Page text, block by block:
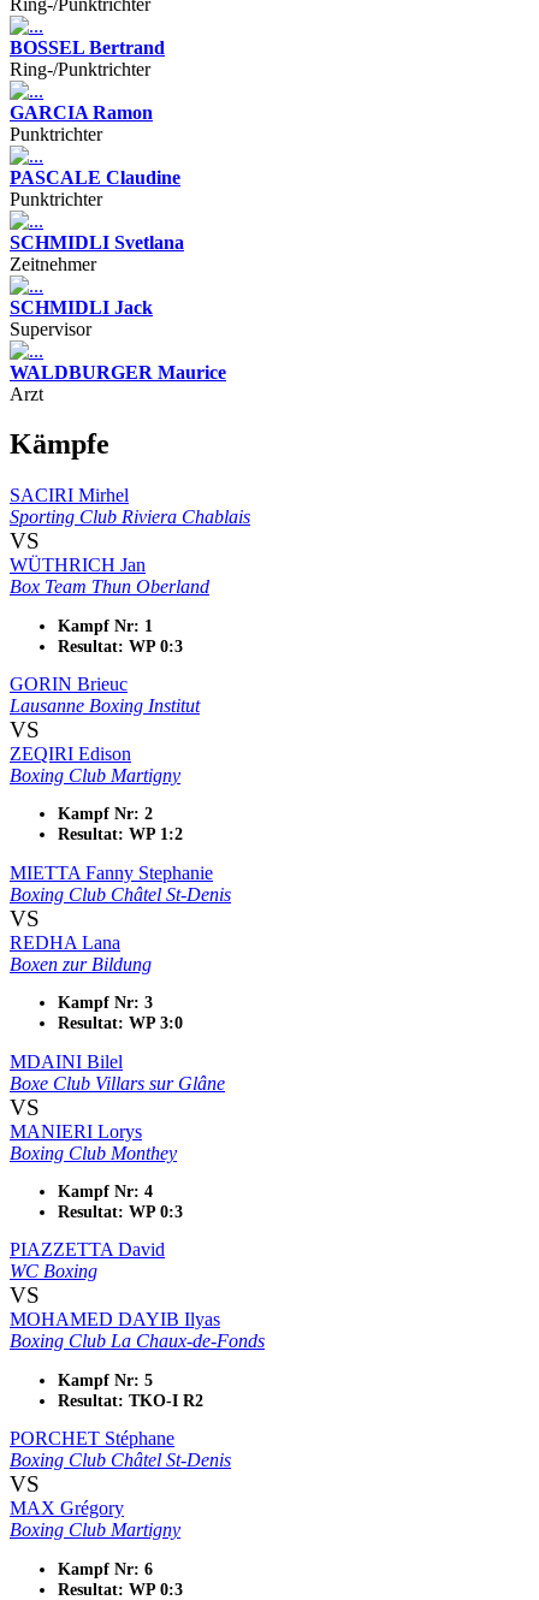
BOSSEL Bertrand
Ring-/Punktrichter
GARCIA Ramon
Punktrichter
PASCALE Claudine
Punktrichter
SCHMIDLI Svetlana
Zeitnehmer
SCHMIDLI Jack
Supervisor
WALDBURGER Maurice
Arzt
Kämpfe
SACIRI Mirhel
Sporting Club Riviera Chablais
VS
WÜTHRICH Jan
Box Team Thun Oberland
Kampf Nr: 1
Resultat: WP 0:3
GORIN Brieuc
Lausanne Boxing Institut
VS
ZEQIRI Edison
Boxing Club Martigny
Kampf Nr: 2
Resultat: WP 1:2
MIETTA Fanny Stephanie
Boxing Club Châtel St-Denis
VS
REDHA Lana
Boxen zur Bildung
Kampf Nr: 3
Resultat: WP 3:0
MDAINI Bilel
Boxe Club Villars sur Glâne
VS
MANIERI Lorys
Boxing Club Monthey
Kampf Nr: 4
Resultat: WP 0:3
PIAZZETTA David
WC Boxing
VS
MOHAMED DAYIB Ilyas
Boxing Club La Chaux-de-Fonds
Kampf Nr: 5
Resultat: TKO-I R2
PORCHET Stéphane
Boxing Club Châtel St-Denis
VS
MAX Grégory
Boxing Club Martigny
Kampf Nr: 6
Resultat: WP 0:3